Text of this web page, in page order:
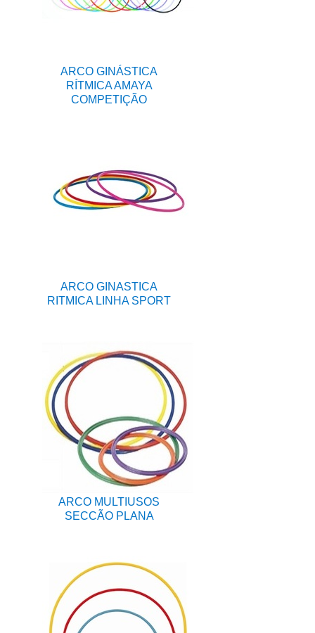
ARCO GINÁSTICA
RÍTMICA AMAYA
COMPETIÇÃO
ARCO GINASTICA
RITMICA LINHA SPORT
ARCO MULTIUSOS
SECCÃO PLANA